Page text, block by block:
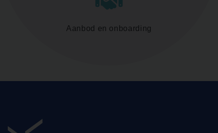
Aanbod en onboarding